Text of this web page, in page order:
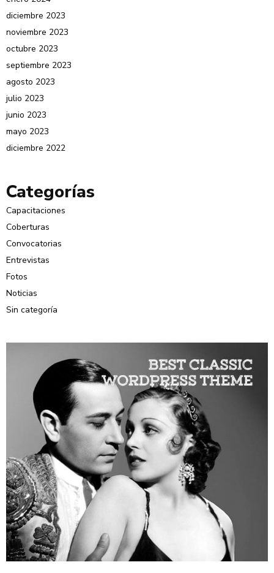
diciembre 2023
noviembre 2023
octubre 2023
septiembre 2023
agosto 2023
julio 2023
junio 2023
mayo 2023
diciembre 2022
Categorías
Capacitaciones
Coberturas
Convocatorias
Entrevistas
Fotos
Noticias
Sin categoría